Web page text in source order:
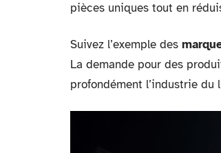
pièces uniques tout en
Suivez l’exemple des
La demande pour des
profondément l’industrie du